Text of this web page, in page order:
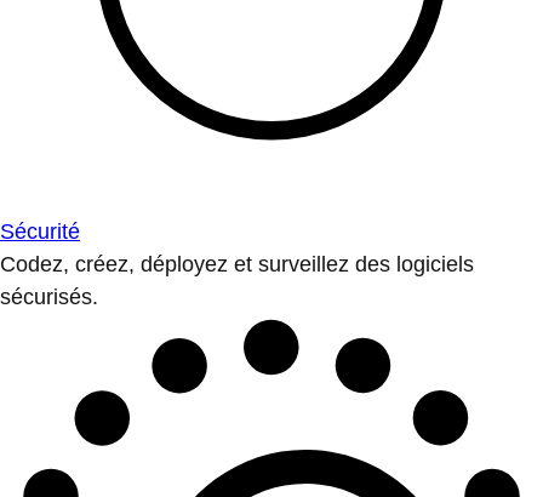
Sécurité
Codez, créez, déployez et surveillez des logiciels
sécurisés.